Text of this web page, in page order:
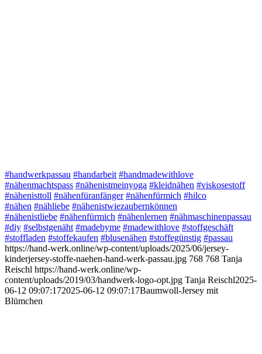
#handwerkpassau #handarbeit #handmadewithlove
#nähenmachtspass #nähenistmeinyoga #kleidnähen #viskosestoff
#nähenisttoll #nähenfüranfänger #nähenfürmich #hilco
#nähen #nähliebe #nähenistwiezaubernkönnen
#nähenistliebe #nähenfürmich #nähenlernen #nähmaschinenpassau
#diy #selbstgenäht #madebyme #madewithlove #stoffgeschäft
#stoffladen #stoffekaufen #blusenähen #stoffegünstig #passau
https://hand-werk.online/wp-content/uploads/2025/06/jersey-
kinderjersey-stoffe-naehen-hand-werk-passau.jpg 768 768 Tanja
Reischl https://hand-werk.online/wp-
content/uploads/2019/03/handwerk-logo-opt.jpg Tanja Reischl2025-
06-12 09:07:172025-06-12 09:07:17Baumwoll-Jersey mit
Blümchen